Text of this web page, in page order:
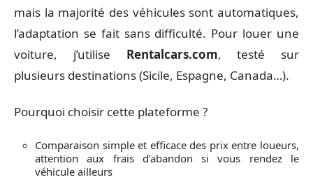
mais la majorité des véhicules sont automatiques,
l’adaptation se fait sans difficulté. Pour louer une
voiture, j’utilise Rentalcars.com, testé sur
plusieurs destinations (Sicile, Espagne, Canada…).
Pourquoi choisir cette plateforme ?
Comparaison simple et efficace des prix entre loueurs,
attention aux frais d’abandon si vous rendez le
véhicule ailleurs